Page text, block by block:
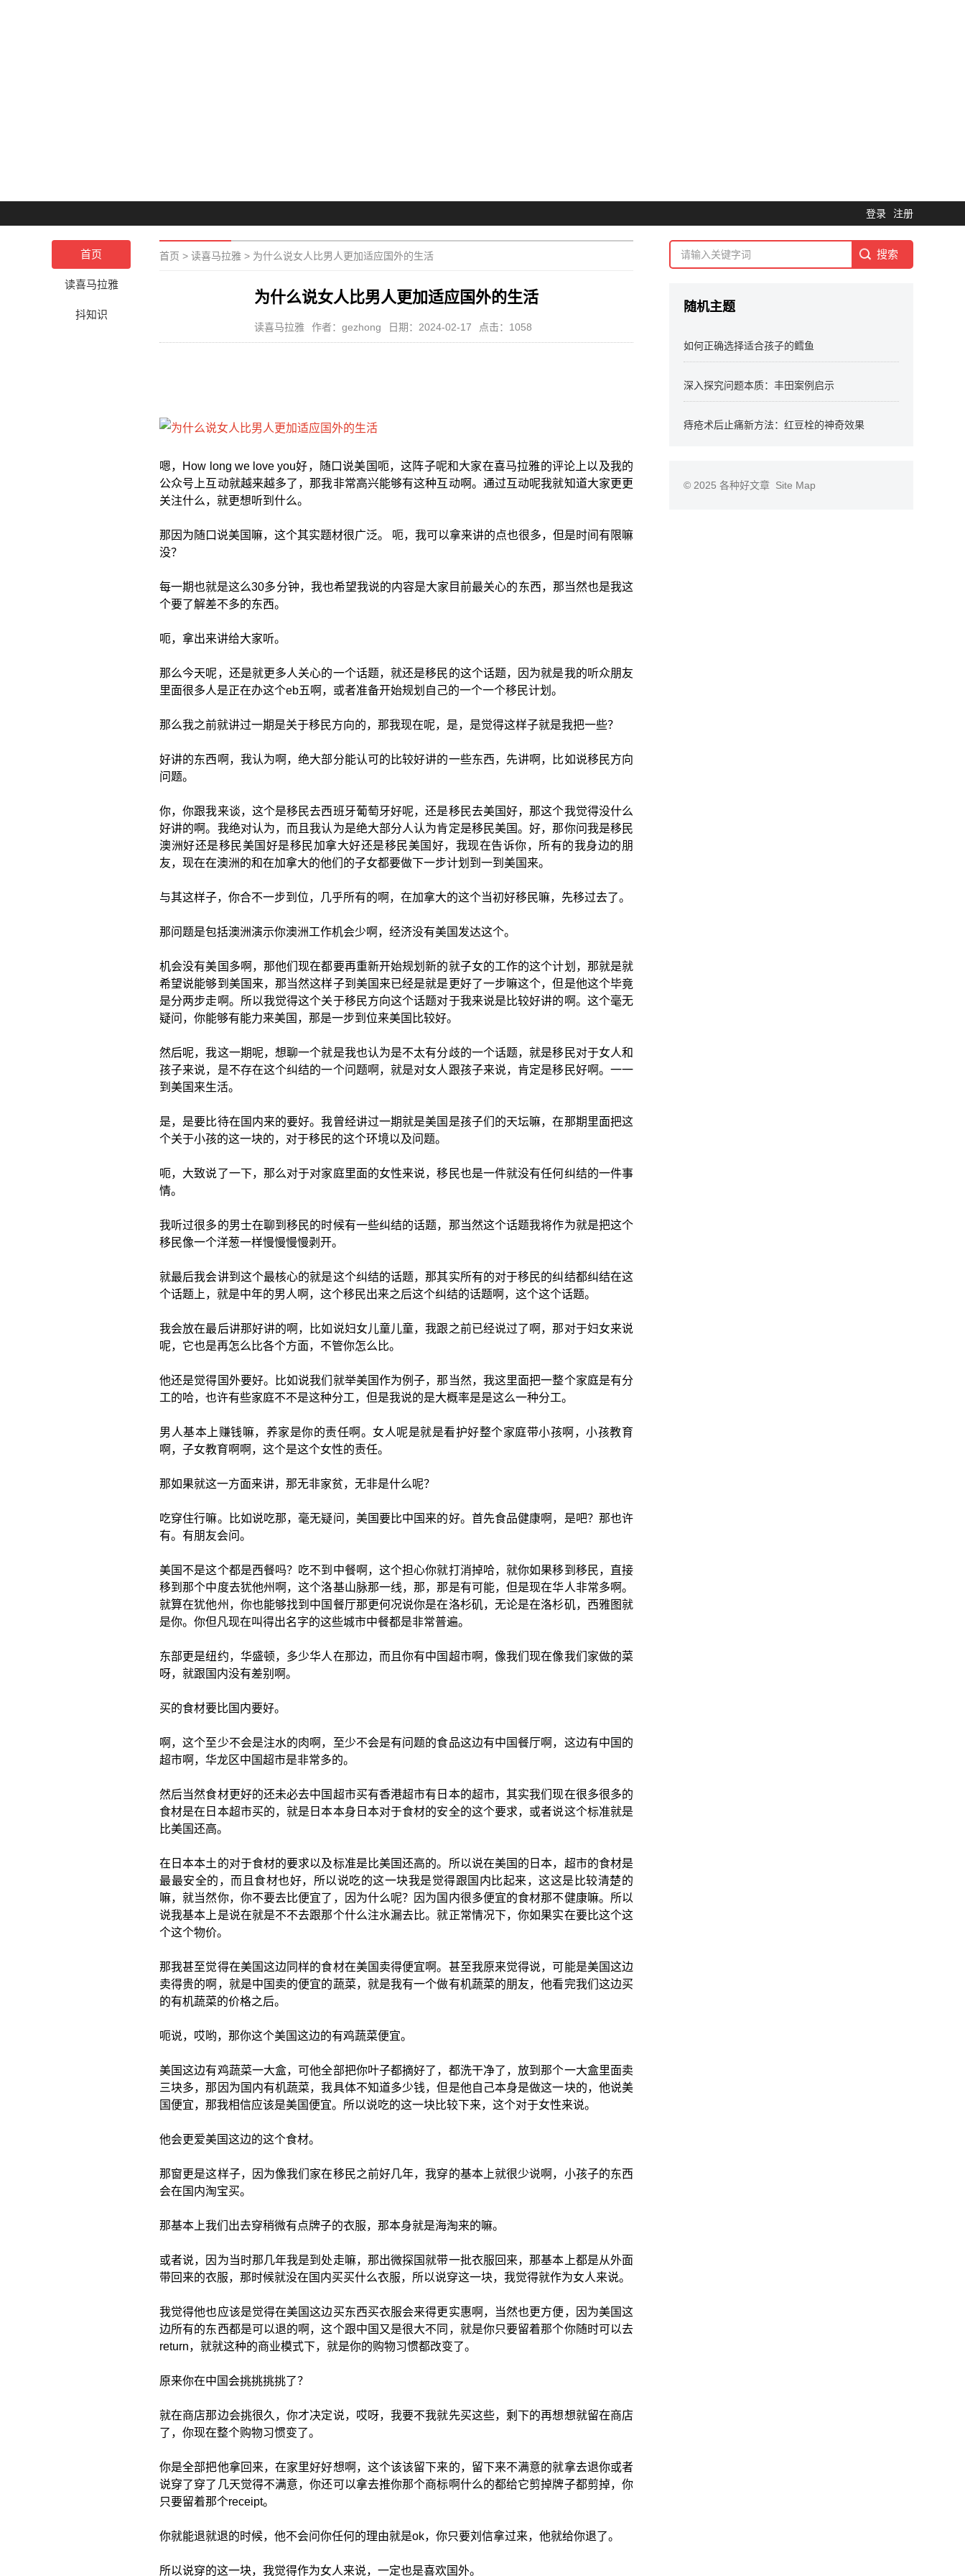
登录 注册
首页
读喜马拉雅
抖知识
首页 > 读喜马拉雅 > 为什么说女人比男人更加适应国外的生活
为什么说女人比男人更加适应国外的生活
读喜马拉雅 作者：gezhong 日期：2024-02-17 点击：1058
嗯，How long we love you好，随口说美国呃，这阵子呢和大家在喜马拉雅的评论上以及我的
公众号上互动就越来越多了，那我非常高兴能够有这种互动啊。通过互动呢我就知道大家更更
关注什么，就更想听到什么。
那因为随口说美国嘛，这个其实题材很广泛。 呃，我可以拿来讲的点也很多，但是时间有限嘛
没？
每一期也就是这么30多分钟，我也希望我说的内容是大家目前最关心的东西，那当然也是我这
个要了解差不多的东西。
呃，拿出来讲给大家听。
那么今天呢，还是就更多人关心的一个话题，就还是移民的这个话题，因为就是我的听众朋友
里面很多人是正在办这个eb五啊，或者准备开始规划自己的一个一个移民计划。
那么我之前就讲过一期是关于移民方向的，那我现在呢，是，是觉得这样子就是我把一些？
好讲的东西啊，我认为啊，绝大部分能认可的比较好讲的一些东西，先讲啊，比如说移民方向
问题。
你，你跟我来谈，这个是移民去西班牙葡萄牙好呢，还是移民去美国好，那这个我觉得没什么
好讲的啊。我绝对认为，而且我认为是绝大部分人认为肯定是移民美国。好，那你问我是移民
澳洲好还是移民美国好是移民加拿大好还是移民美国好，我现在告诉你，所有的我身边的朋
友，现在在澳洲的和在加拿大的他们的子女都要做下一步计划到一到美国来。
与其这样子，你合不一步到位，几乎所有的啊，在加拿大的这个当初好移民嘛，先移过去了。
那问题是包括澳洲演示你澳洲工作机会少啊，经济没有美国发达这个。
机会没有美国多啊，那他们现在都要再重新开始规划新的就子女的工作的这个计划，那就是就
希望说能够到美国来，那当然这样子到美国来已经是就是更好了一步嘛这个，但是他这个毕竟
是分两步走啊。所以我觉得这个关于移民方向这个话题对于我来说是比较好讲的啊。这个毫无
疑问，你能够有能力来美国，那是一步到位来美国比较好。
然后呢，我这一期呢，想聊一个就是我也认为是不太有分歧的一个话题，就是移民对于女人和
孩子来说，是不存在这个纠结的一个问题啊，就是对女人跟孩子来说，肯定是移民好啊。一一
到美国来生活。
是，是要比待在国内来的要好。我曾经讲过一期就是美国是孩子们的天坛嘛，在那期里面把这
个关于小孩的这一块的，对于移民的这个环境以及问题。
呃，大致说了一下，那么对于对家庭里面的女性来说，移民也是一件就没有任何纠结的一件事
情。
我听过很多的男士在聊到移民的时候有一些纠结的话题，那当然这个话题我将作为就是把这个
移民像一个洋葱一样慢慢慢慢剥开。
就最后我会讲到这个最核心的就是这个纠结的话题，那其实所有的对于移民的纠结都纠结在这
个话题上，就是中年的男人啊，这个移民出来之后这个纠结的话题啊，这个这个话题。
我会放在最后讲那好讲的啊，比如说妇女儿童儿童，我跟之前已经说过了啊，那对于妇女来说
呢，它也是再怎么比各个方面，不管你怎么比。
他还是觉得国外要好。比如说我们就举美国作为例子，那当然，我这里面把一整个家庭是有分
工的哈，也许有些家庭不不是这种分工，但是我说的是大概率是是这么一种分工。
男人基本上赚钱嘛，养家是你的责任啊。女人呢是就是看护好整个家庭带小孩啊，小孩教育
啊，子女教育啊啊，这个是这个女性的责任。
那如果就这一方面来讲，那无非家贫，无非是什么呢？
吃穿住行嘛。比如说吃那，毫无疑问，美国要比中国来的好。首先食品健康啊，是吧？那也许
有。有朋友会问。
美国不是这个都是西餐吗？吃不到中餐啊，这个担心你就打消掉哈，就你如果移到移民，直接
移到那个中度去犹他州啊，这个洛基山脉那一线，那，那是有可能，但是现在华人非常多啊。
就算在犹他州，你也能够找到中国餐厅那更何况说你是在洛杉矶，无论是在洛杉矶，西雅图就
是你。你但凡现在叫得出名字的这些城市中餐都是非常普遍。
东部更是纽约，华盛顿，多少华人在那边，而且你有中国超市啊，像我们现在像我们家做的菜
呀，就跟国内没有差别啊。
买的食材要比国内要好。
啊，这个至少不会是注水的肉啊，至少不会是有问题的食品这边有中国餐厅啊，这边有中国的
超市啊，华龙区中国超市是非常多的。
然后当然食材更好的还未必去中国超市买有香港超市有日本的超市，其实我们现在很多很多的
食材是在日本超市买的，就是日本本身日本对于食材的安全的这个要求，或者说这个标准就是
比美国还高。
在日本本土的对于食材的要求以及标准是比美国还高的。所以说在美国的日本，超市的食材是
最最安全的，而且食材也好，所以说吃的这一块我是觉得跟国内比起来，这这是比较清楚的
嘛，就当然你，你不要去比便宜了，因为什么呢？因为国内很多便宜的食材那不健康嘛。所以
说我基本上是说在就是不不去跟那个什么注水漏去比。就正常情况下，你如果实在要比这个这
个这个物价。
那我甚至觉得在美国这边同样的食材在美国卖得便宜啊。甚至我原来觉得说，可能是美国这边
卖得贵的啊，就是中国卖的便宜的蔬菜，就是我有一个做有机蔬菜的朋友，他看完我们这边买
的有机蔬菜的价格之后。
呃说，哎哟，那你这个美国这边的有鸡蔬菜便宜。
美国这边有鸡蔬菜一大盒，可他全部把你叶子都摘好了，都洗干净了，放到那个一大盒里面卖
三块多，那因为国内有机蔬菜，我具体不知道多少钱，但是他自己本身是做这一块的，他说美
国便宜，那我相信应该是美国便宜。所以说吃的这一块比较下来，这个对于女性来说。
他会更爱美国这边的这个食材。
那窗更是这样子，因为像我们家在移民之前好几年，我穿的基本上就很少说啊，小孩子的东西
会在国内淘宝买。
那基本上我们出去穿稍微有点牌子的衣服，那本身就是海淘来的嘛。
或者说，因为当时那几年我是到处走嘛，那出微探国就带一批衣服回来，那基本上都是从外面
带回来的衣服，那时候就没在国内买买什么衣服，所以说穿这一块，我觉得就作为女人来说。
我觉得他也应该是觉得在美国这边买东西买衣服会来得更实惠啊，当然也更方便，因为美国这
边所有的东西都是可以退的啊，这个跟中国又是很大不同，就是你只要留着那个你随时可以去
return，就就这种的商业模式下，就是你的购物习惯都改变了。
原来你在中国会挑挑挑挑了？
就在商店那边会挑很久，你才决定说，哎呀，我要不我就先买这些，剩下的再想想就留在商店
了，你现在整个购物习惯变了。
你是全部把他拿回来，在家里好好想啊，这个该该留下来的，留下来不满意的就拿去退你或者
说穿了穿了几天觉得不满意，你还可以拿去推你那个商标啊什么的都给它剪掉牌子都剪掉，你
只要留着那个receipt。
你就能退就退的时候，他不会问你任何的理由就是ok，你只要刘信拿过来，他就给你退了。
所以说穿的这一块，我觉得作为女人来说，一定也是喜欢国外。
随机主题
如何正确选择适合孩子的鳕鱼
深入探究问题本质：丰田案例启示
痔疮术后止痛新方法：红豆栓的神奇效果
© 2025 各种好文章 Site Map